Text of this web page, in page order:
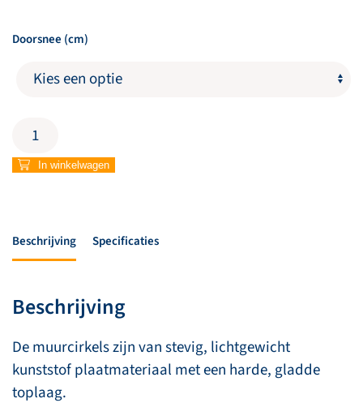
Doorsnee (cm)
muurcirkel
'Ik
moe'
In winkelwagen
Beschrijving Specificaties
Beschrijving
De muurcirkels zijn van stevig, lichtgewicht
kunststof plaatmateriaal met een harde, gladde
toplaag.